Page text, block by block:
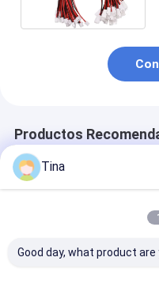
Productos
Tina
Good day, what product are